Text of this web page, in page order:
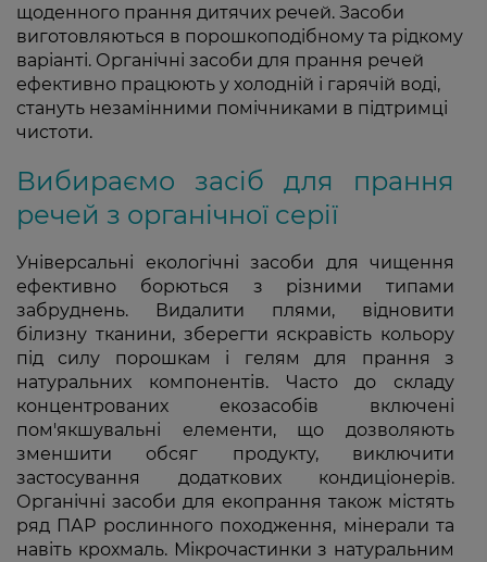
щоденного прання дитячих речей. Засоби
виготовляються в порошкоподібному та рідкому
варіанті. Органічні засоби для прання речей
ефективно працюють у холодній і гарячій воді,
стануть незамінними помічниками в підтримці
чистоти.
Вибираємо засіб для прання
речей з органічної серії
Універсальні екологічні засоби для чищення
ефективно борються з різними типами
забруднень. Видалити плями, відновити
білизну тканини, зберегти яскравість кольору
під силу порошкам і гелям для прання з
натуральних компонентів. Часто до складу
концентрованих екозасобів включені
пом'якшувальні елементи, що дозволяють
зменшити обсяг продукту, виключити
застосування додаткових кондиціонерів.
Органічні засоби для екопрання також містять
ряд ПАР рослинного походження, мінерали та
навіть крохмаль. Мікрочастинки з натуральним